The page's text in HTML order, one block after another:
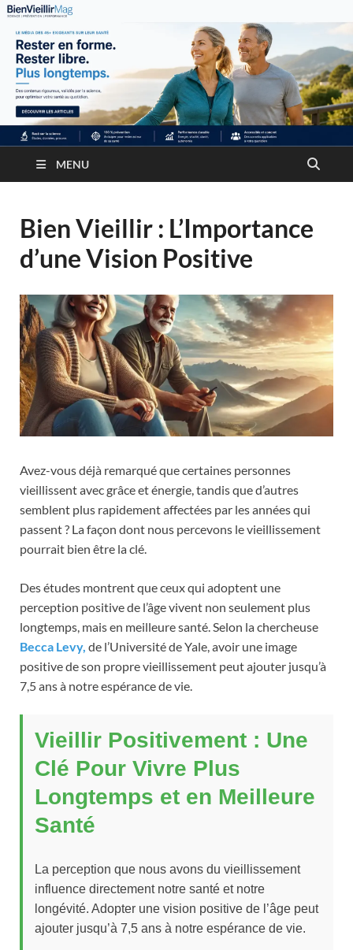
MENU
Bien Vieillir : L’Importance
d’une Vision Positive
Avez-vous déjà remarqué que certaines personnes
vieillissent avec grâce et énergie, tandis que d’autres
semblent plus rapidement affectées par les années qui
passent ? La façon dont nous percevons le vieillissement
pourrait bien être la clé.
Des études montrent que ceux qui adoptent une
perception positive de l’âge vivent non seulement plus
longtemps, mais en meilleure santé. Selon la chercheuse
Becca Levy, de l’Université de Yale, avoir une image
positive de son propre vieillissement peut ajouter jusqu’à
7,5 ans à notre espérance de vie.
Vieillir Positivement : Une
Clé Pour Vivre Plus
Longtemps et en Meilleure
Santé
La perception que nous avons du vieillissement
influence directement notre santé et notre
longévité. Adopter une vision positive de l’âge peut
ajouter jusqu’à 7,5 ans à notre espérance de vie.